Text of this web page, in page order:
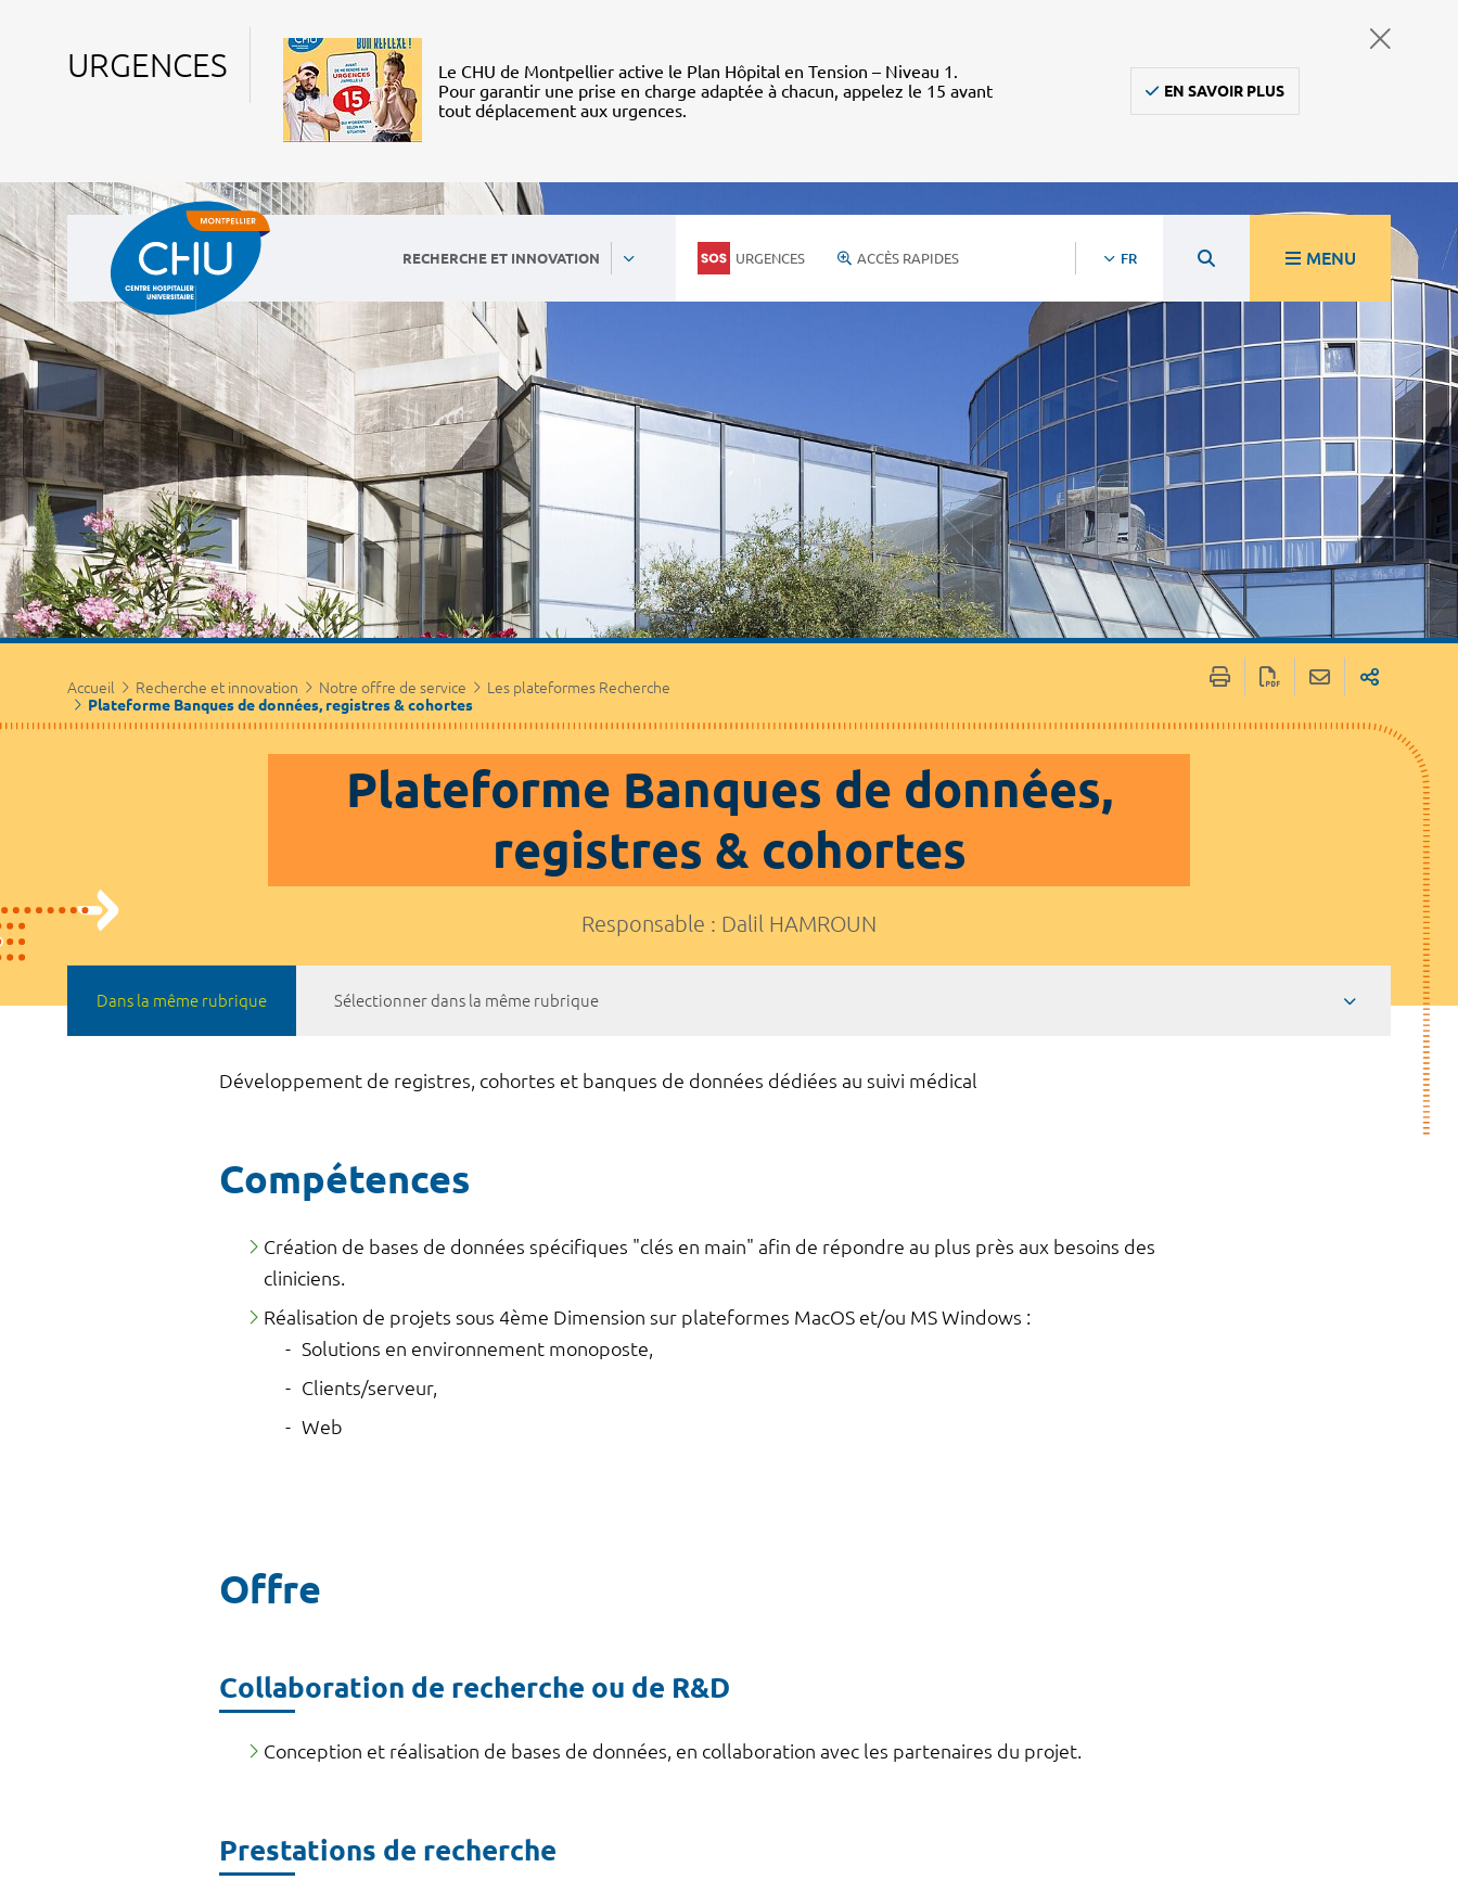
URGENCES
Le CHU de Montpellier active le Plan Hôpital en Tension – Niveau 1.
Pour garantir une prise en charge adaptée à chacun, appelez le 15 avant
tout déplacement aux urgences.
EN SAVOIR PLUS
RECHERCHE ET INNOVATION URGENCES ACCÈS RAPIDES FR MENU
Actualités et médias Revue recherche Nos projets
Participer à une recherche Notre offre de service
Innover avec le CHU Notre organisation
Accueil Recherche et innovation Notre offre de service
Les plateformes Recherche
Plateforme Banques de données, registres & cohortes
Plateforme Banques de données,
registres & cohortes
Responsable : Dalil HAMROUN
Dans la même rubrique Sélectionner dans la même rubrique
Développement de registres, cohortes et banques de données dédiées au suivi médical
Compétences
Création de bases de données spécifiques "clés en main" afin de répondre au plus près aux besoins des
cliniciens.
Réalisation de projets sous 4ème Dimension sur plateformes MacOS et/ou MS Windows :
Solutions en environnement monoposte,
Clients/serveur,
Web
Offre
Collaboration de recherche ou de R&D
Conception et réalisation de bases de données, en collaboration avec les partenaires du projet.
Prestations de recherche